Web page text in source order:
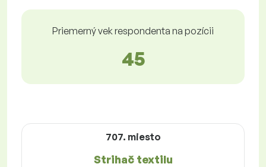
Priemerný vek respondenta na pozícii
45
707. miesto
Strihač textilu